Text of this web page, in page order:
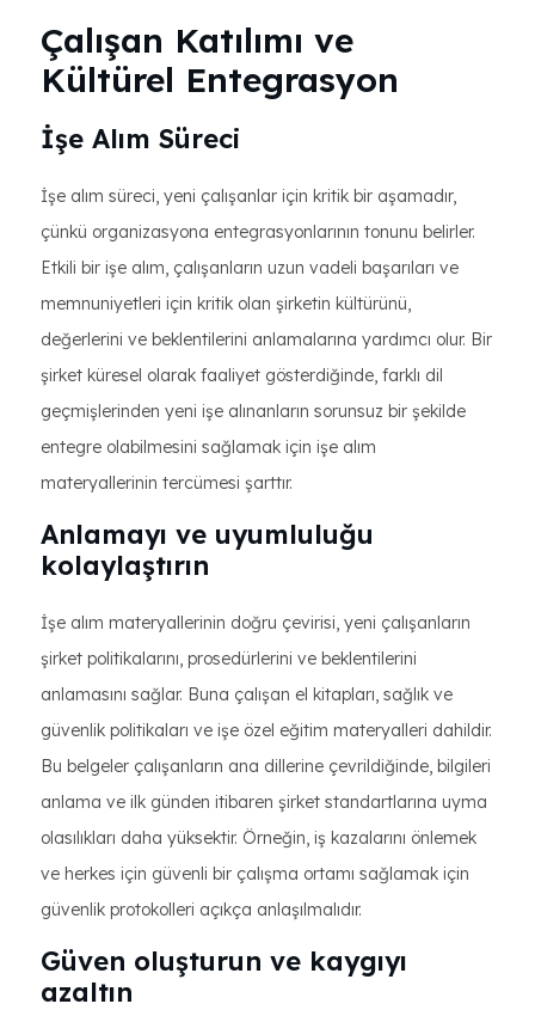
Çalışan Katılımı ve
Kültürel Entegrasyon
İşe Alım Süreci
İşe alım süreci, yeni çalışanlar için kritik bir aşamadır,
çünkü organizasyona entegrasyonlarının tonunu belirler.
Etkili bir işe alım, çalışanların uzun vadeli başarıları ve
memnuniyetleri için kritik olan şirketin kültürünü,
değerlerini ve beklentilerini anlamalarına yardımcı olur. Bir
şirket küresel olarak faaliyet gösterdiğinde, farklı dil
geçmişlerinden yeni işe alınanların sorunsuz bir şekilde
entegre olabilmesini sağlamak için işe alım
materyallerinin tercümesi şarttır.
Anlamayı ve uyumluluğu
kolaylaştırın
İşe alım materyallerinin doğru çevirisi, yeni çalışanların
şirket politikalarını, prosedürlerini ve beklentilerini
anlamasını sağlar. Buna çalışan el kitapları, sağlık ve
güvenlik politikaları ve işe özel eğitim materyalleri dahildir.
Bu belgeler çalışanların ana dillerine çevrildiğinde, bilgileri
anlama ve ilk günden itibaren şirket standartlarına uyma
olasılıkları daha yüksektir. Örneğin, iş kazalarını önlemek
ve herkes için güvenli bir çalışma ortamı sağlamak için
güvenlik protokolleri açıkça anlaşılmalıdır.
Güven oluşturun ve kaygıyı
azaltın